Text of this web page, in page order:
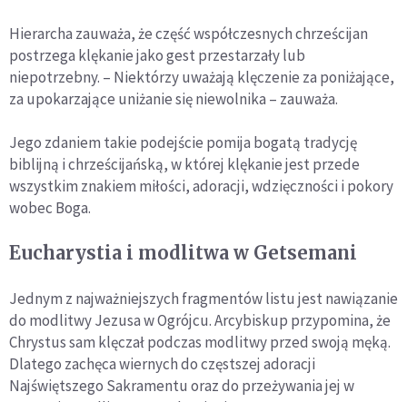
Hierarcha zauważa, że część współczesnych chrześcijan
postrzega klękanie jako gest przestarzały lub
niepotrzebny. – Niektórzy uważają klęczenie za poniżające,
za upokarzające uniżanie się niewolnika – zauważa.
Jego zdaniem takie podejście pomija bogatą tradycję
biblijną i chrześcijańską, w której klękanie jest przede
wszystkim znakiem miłości, adoracji, wdzięczności i pokory
wobec Boga.
Eucharystia i modlitwa w Getsemani
Jednym z najważniejszych fragmentów listu jest nawiązanie
do modlitwy Jezusa w Ogrójcu. Arcybiskup przypomina, że
Chrystus sam klęczał podczas modlitwy przed swoją męką.
Dlatego zachęca wiernych do częstszej adoracji
Najświętszego Sakramentu oraz do przeżywania jej w